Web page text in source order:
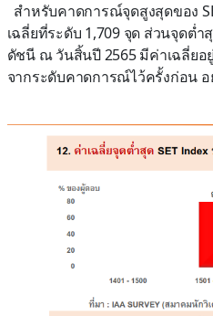
สำหรับคาดการณ์จุดสูงสุดของ
เฉลี่ยที่ระดับ 1,709 จุด ส่วนจุดต่ำ
ดัชนี ณ วันสิ้นปี 2565 มีค่าเฉลี่ยอ
จากระดับคาดการณ์ไว้ครั้งก่อน อ